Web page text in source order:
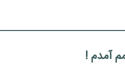
آمدم !